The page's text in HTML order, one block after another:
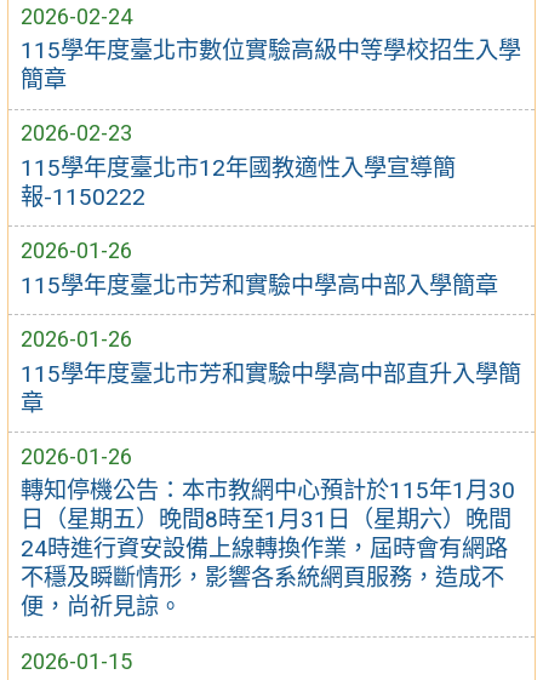
2026-02-24
115學年度臺北市數位實驗高級中等學校招生入學
簡章
2026-02-23
115學年度臺北市12年國教適性入學宣導簡
報-1150222
2026-01-26
115學年度臺北市芳和實驗中學高中部入學簡章
2026-01-26
115學年度臺北市芳和實驗中學高中部直升入學簡
章
2026-01-26
轉知停機公告：本市教網中心預計於115年1月30
日（星期五）晚間8時至1月31日（星期六）晚間
24時進行資安設備上線轉換作業，屆時會有網路
不穩及瞬斷情形，影響各系統網頁服務，造成不
便，尚祈見諒。
2026-01-15